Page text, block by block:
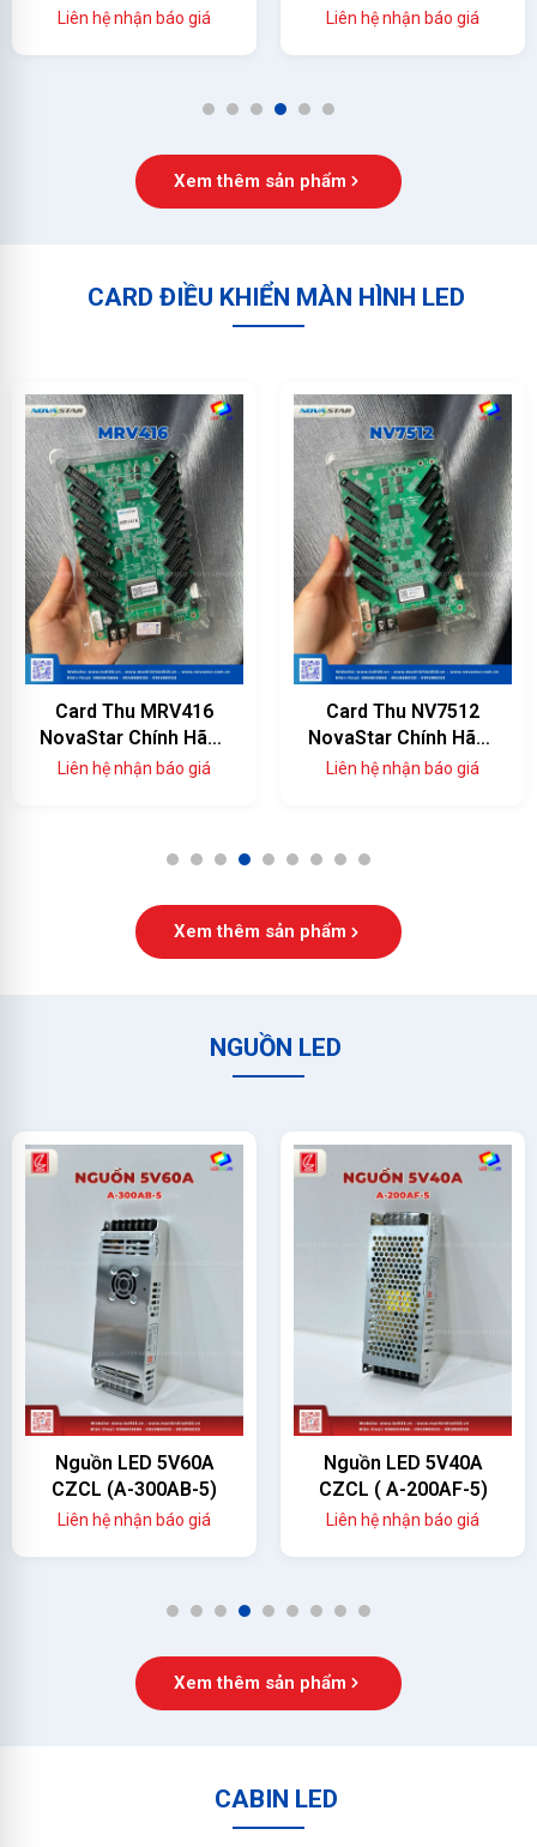
(LC2.5P)
Liên hệ nhận báo giá
(LC5PO)
Liên hệ nhận báo giá
1 2 3 4 5 6
Xem thêm sản phẩm
CARD ĐIỀU KHIỂN MÀN HÌNH LED
Card Thu MRV416
NovaStar Chính Hãng
— 16 Cổng HUB75E,
Liên hệ nhận báo giá
Card Thu NV7512
NovaStar Chính Hãng
— Thông Số Kỹ Thuật
Liên hệ nhận báo giá
1 2 3 4 5 6 7 8 9
Xem thêm sản phẩm
NGUỒN LED
Nguồn LED 5V60A
CZCL (A-300AB-5)
Liên hệ nhận báo giá
Nguồn LED 5V40A
CZCL ( A-200AF-5)
Liên hệ nhận báo giá
1 2 3 4 5 6 7 8 9
Xem thêm sản phẩm
CABIN LED